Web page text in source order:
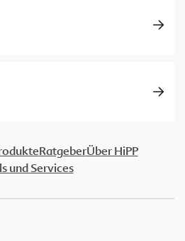
RatgeberÜber HiPP
und Services